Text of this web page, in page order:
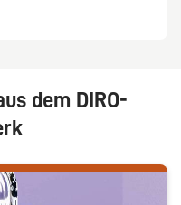
dem DIRO-